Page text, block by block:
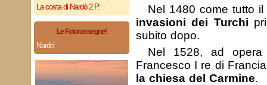
La costa di Nardò 2 P.
Le Fotorassegne!
Nardo`
Nel 1480 come tutto
invasioni dei Turchi
subito dopo.
Nel 1528, ad opera
Francesco I re di
la chiesa del Carmine.